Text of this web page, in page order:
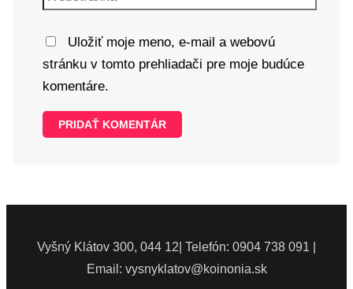
Uložiť moje meno, e-mail a webovú
stránku v tomto prehliadači pre moje budúce
komentáre.
Vyšný Klátov 300, 044 12| Telefón: 0904 738 091 |
Email: vysnyklatov@koinonia.sk